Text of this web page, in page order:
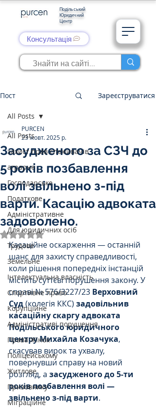
Подільський
Юридичний
Центр
Консультація
Пост Зареєструватися
All Posts
захист прав споживачів
аграрне
Господарське
Податкове
Адміністративне
Для юридичних осіб
Трудове
Земельне
Інтелектуальна власність
Спортивне право
Корупційне
Адміністративі порушення
Права Жінок
Поліцейському
Житлове
Призовнику
Міграційне
All Posts
Засудженого за СЗЧ до
5 років позбавлення
волі звільнено з-під
варти. Касацію адвоката
задоволено.
PURCEN
23 жовт. 2025 р.
Оцінка: NaN з 5 зірок.
Касаційне оскарження — останній
шанс для захисту справедливості,
коли рішення попередніх інстанцій
містить суттєві порушення закону. У
справі № 576/3227/23 Верховний
Суд (колегія ККС) задовільнив
касаційну скаргу адвоката
Подільського юридичного
центру Михайла Козачука,
скасував вирок та ухвалу,
повернувши справу на новий
розгляд, а засудженого до 5-ти
років позбавлення волі —
звільнено з-під варти.